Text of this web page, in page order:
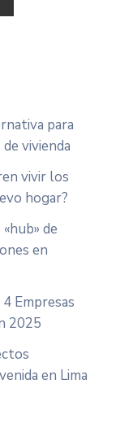
para
vivienda
vivir los
hogar?
de
en
Empresas
2025
en Lima